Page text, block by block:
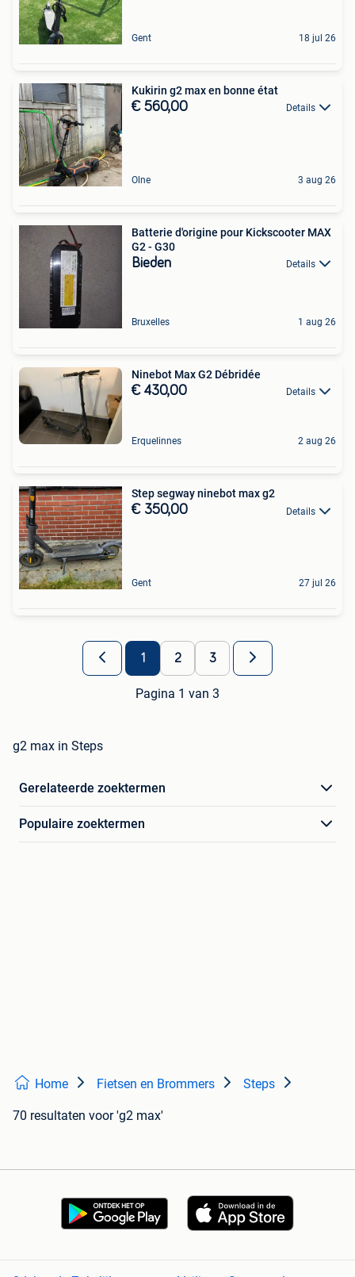
Gent 18 jul 26
Kukirin g2 max en bonne état
€ 560,00 Details
Olne 3 aug 26
Batterie d'origine pour Kickscooter MAX
G2 - G30
Bieden Details
Bruxelles 1 aug 26
Ninebot Max G2 Débridée
€ 430,00 Details
Erquelinnes 2 aug 26
Step segway ninebot max g2
€ 350,00 Details
Gent 27 jul 26
1 2 3
Pagina 1 van 3
g2 max in Steps
Gerelateerde zoektermen
Populaire zoektermen
Home Fietsen en Brommers Steps
70 resultaten voor 'g2 max'